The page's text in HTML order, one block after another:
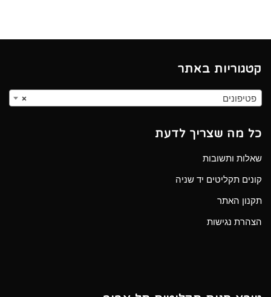
קטגוריות באתר
× פטיפונים
כל מה שצריך לדעת
שאלות ותשובות
קונים תקליטים יד שניה
תקנון האתר
הצהרת נגישות